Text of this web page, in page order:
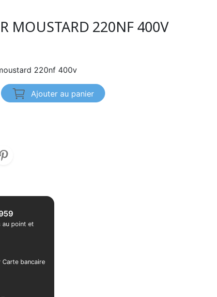
MOUSTARD 220NF 400V
220nf 400v
Ajouter au panier
au point et
Carte bancaire